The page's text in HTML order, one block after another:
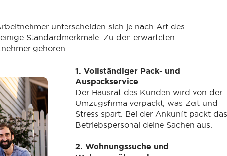
unterscheiden sich je nach Art des
Standardmerkmale. Zu den erwarteten
gehören:
1. Vollständiger Pack- und
Auspackservice
Der Hausrat des Kunden wird von der
Umzugsfirma verpackt, was Zeit und
Stress spart. Bei der Ankunft packt das
Betriebspersonal deine Sachen aus.
2. Wohnungssuche und